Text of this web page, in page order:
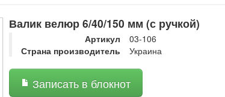
Валик велюр 6/40/150 мм (с ручкой)
Артикул
03-106
Страна производитель
Украина
Записать в блокнот